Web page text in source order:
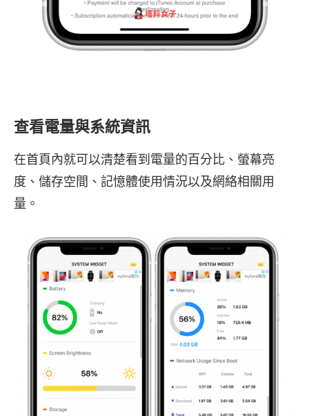
查看電量與系統資訊
在首頁內就可以清楚看到電量的百分比、螢幕亮
度、儲存空間、記憶體使用情況以及網絡相關用
量。